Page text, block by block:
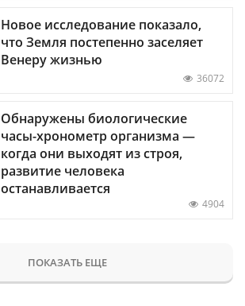
Новое исследование показало,
что Земля постепенно заселяет
Венеру жизнью
36072
Обнаружены биологические
часы-хронометр организма —
когда они выходят из строя,
развитие человека
останавливается
4904
ПОКАЗАТЬ ЕЩЕ